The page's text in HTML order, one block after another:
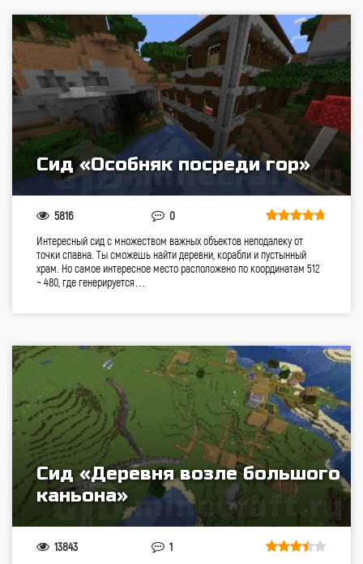
Сид «Особняк посреди гор»
5816 0
Интересный сид с множеством важных объектов неподалеку от
точки спавна. Ты сможешь найти деревни, корабли и пустынный
храм. Но самое интересное место расположено по координатам 512
~ 480, где генерируется…
Сид «Деревня возле большого
каньона»
13843 1